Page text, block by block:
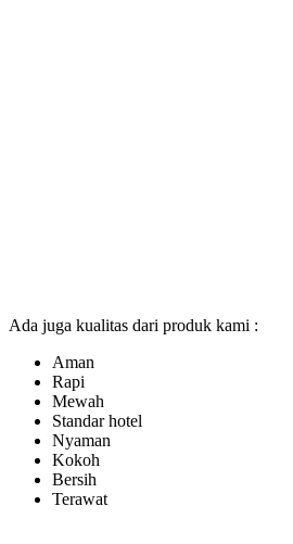
Ada juga kualitas dari produk kami :
Aman
Rapi
Mewah
Standar hotel
Nyaman
Kokoh
Bersih
Terawat